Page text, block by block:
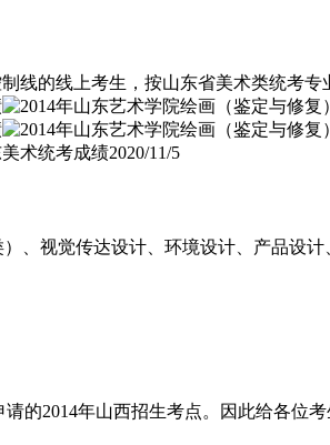
线的线上考生，按山东省美术类统考专
术统考成绩2020/11/5
、视觉传达设计、环境设计、产品设
的2014年山西招生考点。因此给各位